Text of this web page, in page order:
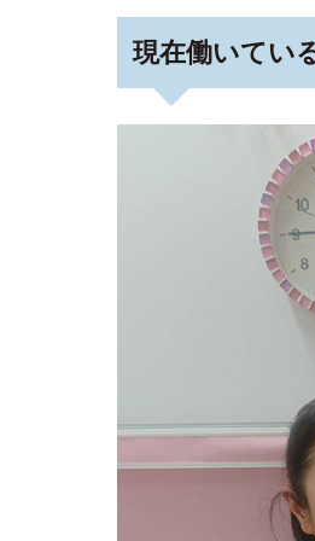
現在働いてい